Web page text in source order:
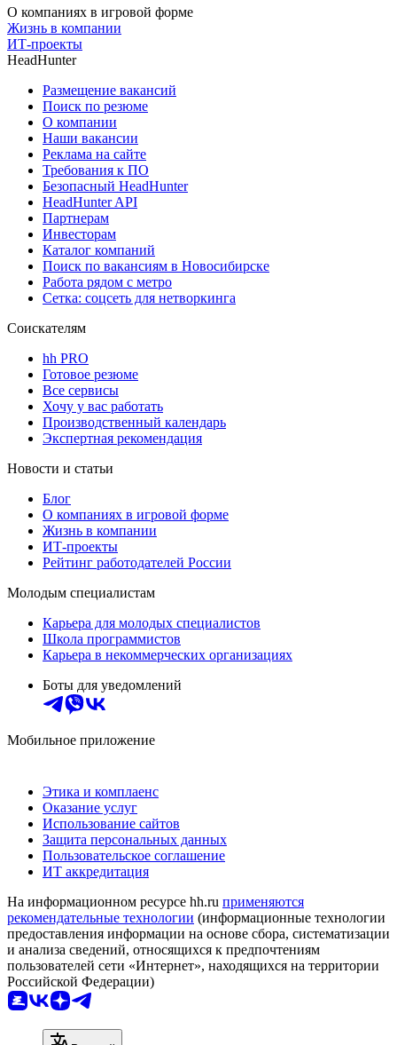
О компаниях в игровой форме
Жизнь в компании
ИТ-проекты
HeadHunter
Размещение вакансий
Поиск по резюме
О компании
Наши вакансии
Реклама на сайте
Требования к ПО
Безопасный HeadHunter
HeadHunter API
Партнерам
Инвесторам
Каталог компаний
Поиск по вакансиям в Новосибирске
Работа рядом с метро
Сетка: соцсеть для нетворкинга
Соискателям
hh PRO
Готовое резюме
Все сервисы
Хочу у вас работать
Производственный календарь
Экспертная рекомендация
Новости и статьи
Блог
О компаниях в игровой форме
Жизнь в компании
ИТ-проекты
Рейтинг работодателей России
Молодым специалистам
Карьера для молодых специалистов
Школа программистов
Карьера в некоммерческих организациях
Боты для уведомлений
Мобильное приложение
Этика и комплаенс
Оказание услуг
Использование сайтов
Защита персональных данных
Пользовательское соглашение
ИТ аккредитация
На информационном ресурсе hh.ru применяются
рекомендательные технологии (информационные технологии
предоставления информации на основе сбора, систематизации
и анализа сведений, относящихся к предпочтениям
пользователей сети «Интернет», находящихся на территории
Российской Федерации)